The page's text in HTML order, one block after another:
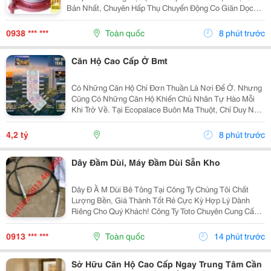
Co
Bản Nhất, Chuyên Hấp Thụ Chuyển Động Co Giãn Dọc
Theo Trục Thẳng Của Đường Ống. Khớp Nối Góc
(Angular Expansion Joint) : Cho Phép Bẻ Góc Hoặc...
0938 *** *** Toàn quốc 8 phút trước
Căn Hộ Cao Cấp Ở Bmt
Có Những Căn Hộ Chỉ Đơn Thuần Là Nơi Để Ở. Nhưng
Cũng Có Những Căn Hộ Khiến Chủ Nhân Tự Hào Mỗi
Khi Trở Về. Tại Ecopalace Buôn Ma Thuột, Chỉ Duy Nhất
Tầng 3A Sở Hữu Dòng Căn Hộ Sân Vườn Hồ Bơi
&Ndash; Sản Phẩm Hiếm Có, Gần Như Không Có
Phiên...
4,2 tỷ 8 phút trước
Dây Đầm Dùi, Máy Đầm Dùi Sẵn Kho
Dây Đ Ầ M Dùi Bê Tông Tại Công Ty Chúng Tôi Chất
Lượng Bền, Giá Thành Tốt Rẻ Cực Kỳ Hợp Lý Dành
Riêng Cho Quý Khách! Công Ty Toto Chuyên Cung Cấp
Các Máy Móc Và Linh Phụ Kiện Đi Kèm Phục Vụ Ngành
Xây Dựng Hàng Đầu Tại Thị Trường Việt Nam Như: Dây
0913 *** *** Toàn quốc 14 phút trước
Sở Hữu Căn Hộ Cao Cấp Ngay Trung Tâm Cần